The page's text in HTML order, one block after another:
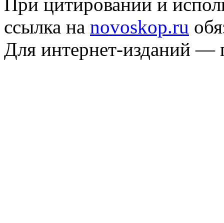
При цитировании и
ссылка на novoskop.ru
Для интернет-изданий —